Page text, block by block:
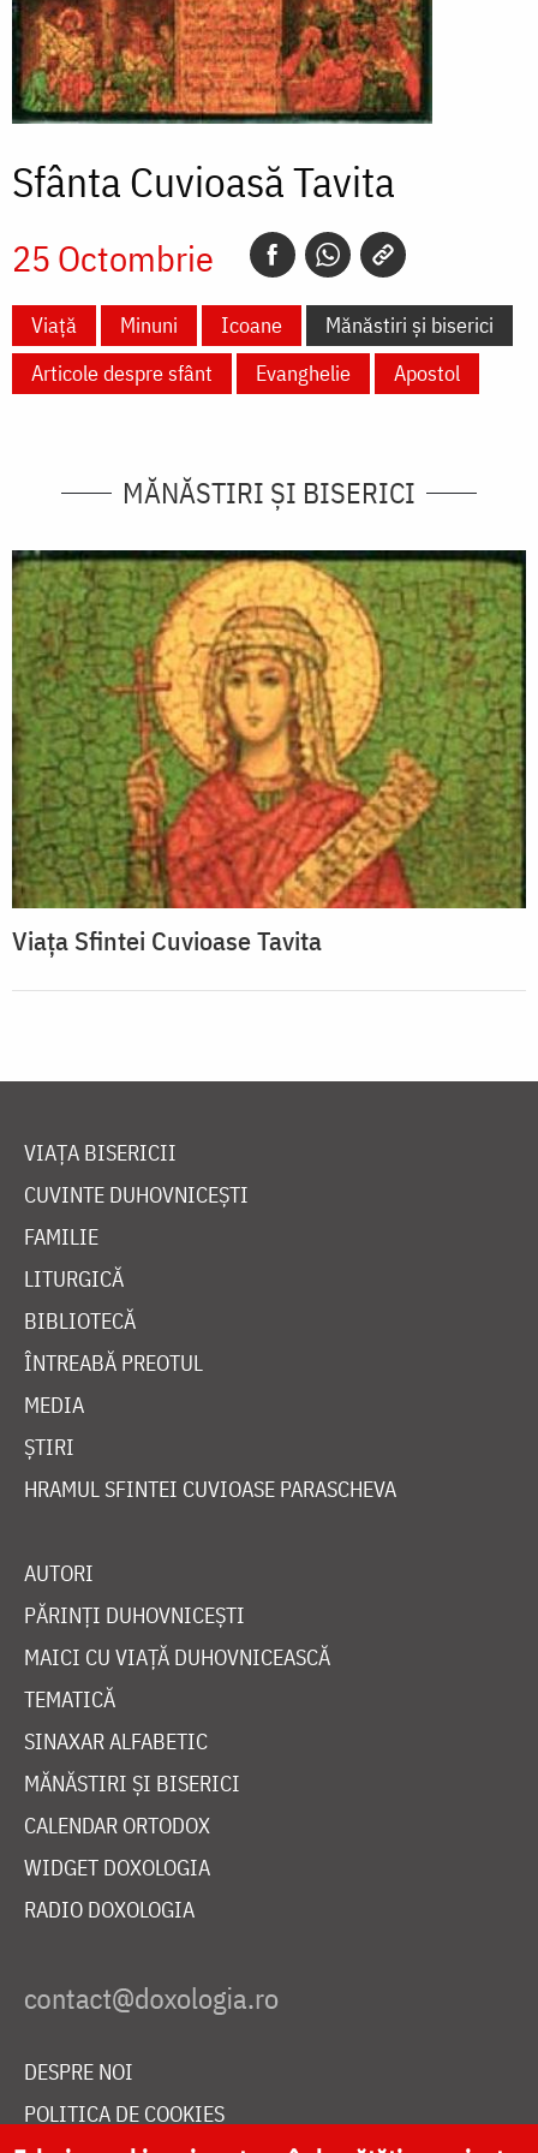
Sfânta Cuvioasă Tavita
25 Octombrie
Viață Minuni Icoane
Mănăstiri și biserici
Articole despre sfânt
Evanghelie Apostol
MĂNĂSTIRI ȘI BISERICI
Viața Sfintei Cuvioase Tavita
VIAȚA BISERICII
CUVINTE DUHOVNICEȘTI
FAMILIE
LITURGICĂ
BIBLIOTECĂ
ÎNTREABĂ PREOTUL
MEDIA
ȘTIRI
HRAMUL SFINTEI CUVIOASE PARASCHEVA
AUTORI
PĂRINȚI DUHOVNICEȘTI
MAICI CU VIAȚĂ DUHOVNICEASCĂ
TEMATICĂ
SINAXAR ALFABETIC
MĂNĂSTIRI ȘI BISERICI
CALENDAR ORTODOX
WIDGET DOXOLOGIA
RADIO DOXOLOGIA
DESPRE NOI
POLITICA DE COOKIES